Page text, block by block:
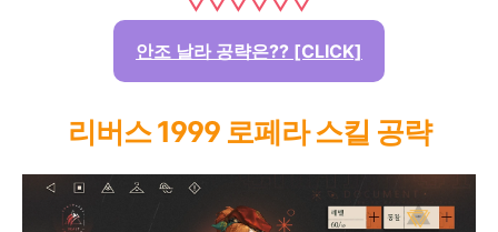
안조 날라 공략은?? [CLICK]
리버스 1999 로페라 스킬 공략